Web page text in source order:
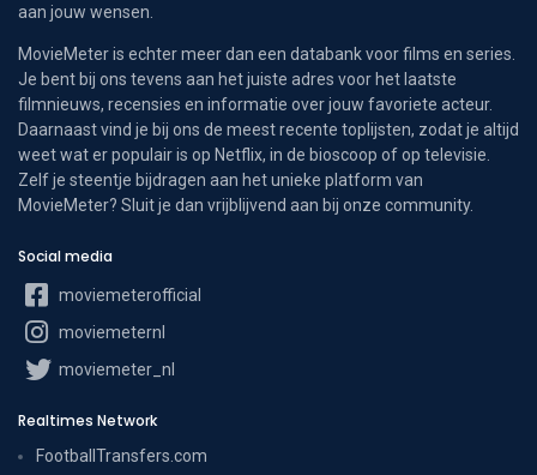
aan jouw wensen.
MovieMeter is echter meer dan een databank voor films en series.
Je bent bij ons tevens aan het juiste adres voor het laatste
filmnieuws, recensies en informatie over jouw favoriete acteur.
Daarnaast vind je bij ons de meest recente toplijsten, zodat je altijd
weet wat er populair is op Netflix, in de bioscoop of op televisie.
Zelf je steentje bijdragen aan het unieke platform van
MovieMeter? Sluit je dan vrijblijvend aan bij onze community.
Social media
moviemeterofficial
moviemeternl
moviemeter_nl
Realtimes Network
FootballTransfers.com